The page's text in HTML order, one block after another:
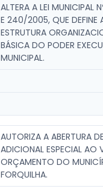
ALTERA A LEI MUNICIPAL
E 240/2005, QUE DEFINE
ESTRUTURA
BÁSICA DO PODER
MUNICIPAL.
AUTORIZA A ABERTURA
ADICIONAL ESPECIAL AO
ORÇAMENTO DO
FORQUILHA.